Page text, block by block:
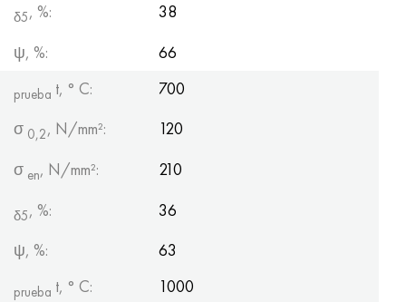
δ5, %:
38
ψ, %:
66
prueba t, ° С:
700
σ 0,2, N/mm²:
120
σ en, N/mm²: 210
δ5, %:
36
ψ, %:
63
prueba t, ° С:
1000